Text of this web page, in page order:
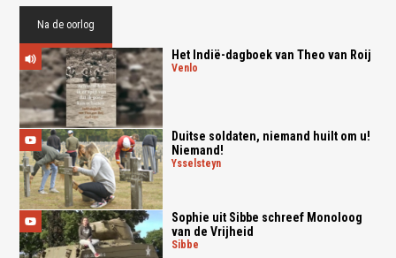
Na de oorlog
Het Indië-dagboek van Theo van Roij
venlo
Duitse soldaten, niemand huilt om u!
Niemand!
ysselsteyn
Sophie uit Sibbe schreef Monoloog
van de Vrijheid
sibbe